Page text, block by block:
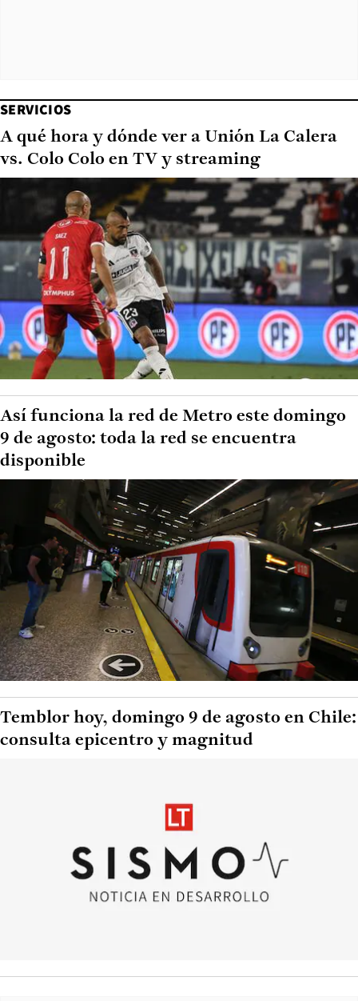
SERVICIOS
A qué hora y dónde ver a Unión La Calera
vs. Colo Colo en TV y streaming
Así funciona la red de Metro este domingo
9 de agosto: toda la red se encuentra
disponible
Temblor hoy, domingo 9 de agosto en Chile:
consulta epicentro y magnitud